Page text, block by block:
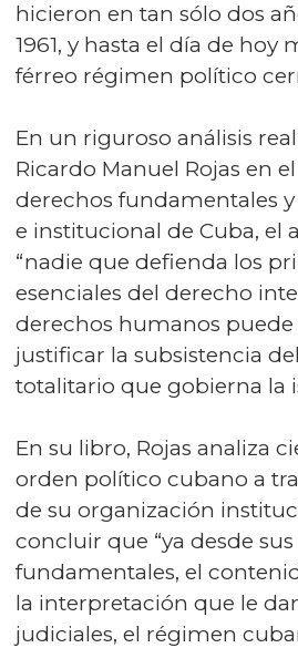
hicieron en tan sólo dos
1961, y hasta el día de hoy
férreo régimen político
En un riguroso análisis
Ricardo Manuel Rojas en
derechos fundamentales
e institucional de Cuba, el
“nadie que defienda los
esenciales del derecho
derechos humanos
justificar la subsistencia
totalitario que gobierna la
En su libro, Rojas analiza
orden político cubano a
de su organización
concluir que “ya desde
fundamentales, el
la interpretación que le
judiciales, el régimen